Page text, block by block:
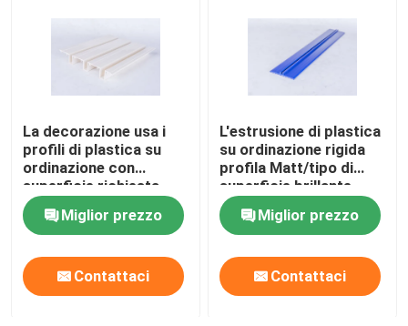
Video
Su di noi
Visita alla fabbrica
Controllo della qualità
La decorazione usa i
profili di plastica su
ordinazione con
superficie richiesta
speciale
Miglior prezzo
Contattaci
L'estrusione di plastica
su ordinazione rigida
profila Matt/tipo di
superficie brillante
facoltativi
Miglior prezzo
Contattaci